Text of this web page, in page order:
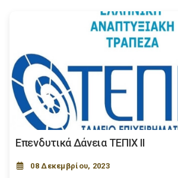
Επενδυτικά Δάνεια ΤΕΠΙΧ ΙΙ
08 Δεκεμβρίου, 2023